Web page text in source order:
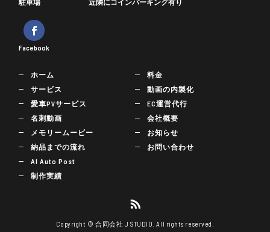
駐車場
近隣にコインパーキング有り
Facebook
ホーム
サービス
愛車PVサービス
名刺動画
メモリームービー
納品までの流れ
AI Auto Post
制作実績
料金
動画の内製化
EC運営代行
会社概要
お知らせ
お問い合わせ
Copyright © 合同会社 J STUDIO. All rights reserved.